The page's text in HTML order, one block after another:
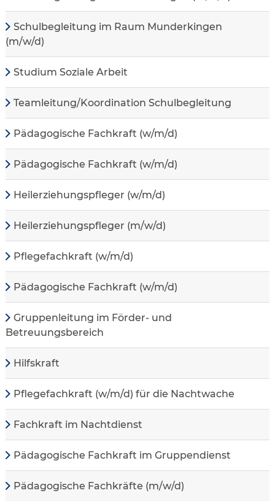
Schulbegleitung im Raum Munderkingen
(m/w/d)
Studium Soziale Arbeit
Teamleitung/Koordination Schulbegleitung
Pädagogische Fachkraft (w/m/d)
Pädagogische Fachkraft (w/m/d)
Heilerziehungspfleger (w/m/d)
Heilerziehungspfleger (m/w/d)
Pflegefachkraft (w/m/d)
Pädagogische Fachkraft (w/m/d)
Gruppenleitung im Förder- und
Betreuungsbereich
Hilfskraft
Pflegefachkraft (w/m/d) für die Nachtwache
Fachkraft im Nachtdienst
Pädagogische Fachkraft im Gruppendienst
Pädagogische Fachkräfte (m/w/d)